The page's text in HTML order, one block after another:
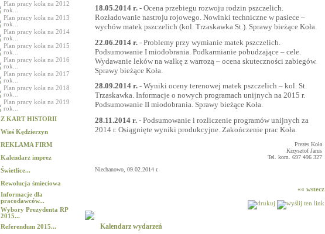
Plan pracy koła na 2012
rok...
Plan pracy koła na 2013
rok...
Plan pracy koła na 2014
rok...
Plan pracy koła na 2015
rok...
Plan pracy koła na 2016
rok...
Plan pracy koła na 2017
rok...
Plan pracy koła na 2018
rok...
Plan pracy koła na 2019
rok...
Z KART HISTORII
Wieś Kędzierzyn
REKLAMA FIRM
Kalendarz imprez
Świetlice...
Rewolucja śmieciowa
Informacje dla
pracodawców...
Wybory Prezydenta RP
2015...
Referendum 2015...
18.05.2014 r. - Ocena przebiegu rozwoju rodzin pszczelich.
Rozładowanie nastroju rojowego. Nowinki techniczne w pasiece –
wychów matek pszczelich (kol. Trzaskawka St.). Sprawy bieżące Koła.
22.06.2014 r. - Problemy przy wymianie matek pszczelich.
Podsumowanie I miodobrania. Podkarmianie pobudzające – cele.
Wydawanie leków na walkę z warrozą – ocena skuteczności zabiegów.
Sprawy bieżące Koła.
28.09.2014 r. - Wyniki oceny terenowej matek pszczelich – kol. St.
Trzaskawka. Informacje o nowych programach unijnych na 2015 r.
Podsumowanie II miodobrania. Sprawy bieżące Koła.
28.11.2014 r. - Podsumowanie i rozliczenie programów unijnych za
2014 r. Osiągnięte wyniki produkcyjne. Zakończenie prac Koła.
Prezes Koła
Krzysztof Jarus
Tel. kom. 697 496 327
Niechanowo, 09.02.2014 r.
«« wstecz
Kalendarz wydarzeń